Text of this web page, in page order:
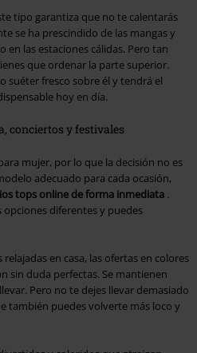
tipo garantiza que no te calentarás
se ha prescindido de las mangas y
en las estaciones cálidas. Pero tan
que ordenar la parte superior.
suéter fresco sobre él y tendrá el
hoy en día.
conciertos y festivales
mujer, por lo que la decisión no es
adecuado para cada ocasión,
tops online de forma inmediata .
opciones diferentes y puedes
relajadas en casa, las ofertas en colores
sin duda perfectas. Se mantienen
Pero no te dejes llevar demasiado
también puedes volverte más loco y